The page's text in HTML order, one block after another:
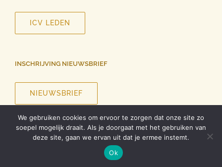
ICV LEDEN
INSCHRIJVING NIEUWSBRIEF
NIEUWSBRIEF
2026 InCanto Vocale | Alle rechten voorbehouden |
| Ontwerp website
We gebruiken cookies om ervoor te zorgen dat onze site zo
soepel mogelijk draait. Als je doorgaat met het gebruiken van
deze site, gaan we ervan uit dat je ermee instemt.
Ok